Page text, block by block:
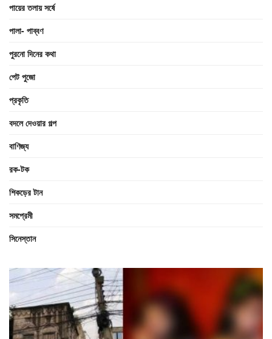
পায়ের তলায় সর্ষে
পালা- পাব্বণ
পুরনো দিনের কথা
পেট পুজো
প্রকৃতি
বদলে দেওয়ার গল্প
বাণিজ্য
রক-টক
শিকড়ের টান
সমপ্রেমী
সিনেস্তান